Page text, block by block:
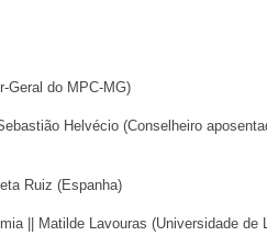
Geral do MPC-MG)
Helvécio (Conselheiro
Ruiz (Espanha)
|| Matilde Lavouras (Universidade de